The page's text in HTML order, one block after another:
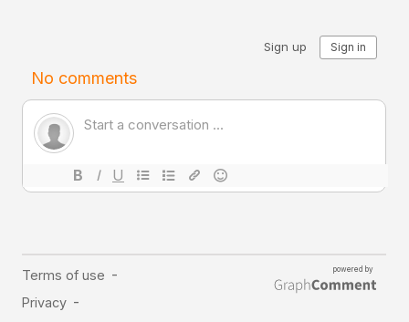
Cum adăugăm o rețetă
Regulament de postare
CONCURS